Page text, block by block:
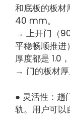
和底板的板
40 mm。
→ 上开门（
平稳畅顺推进
厚度都是 1.0
→ 门的板材
● 灵活性：趟
轨。用户可以